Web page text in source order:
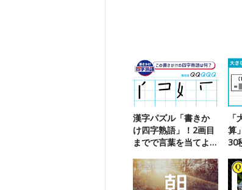
漢字パズル「書きか
け四字熟語」！2画目
までで言葉を当てよ
算
30